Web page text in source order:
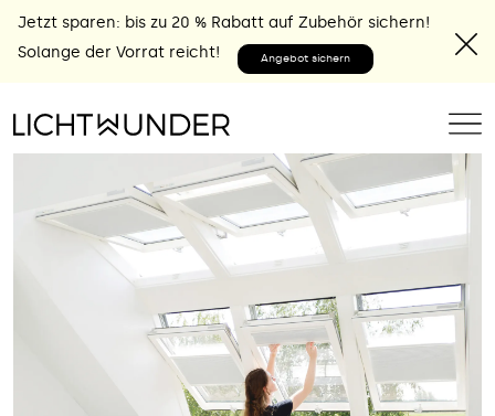
Jetzt sparen: bis zu 20 % Rabatt auf Zubehör sichern!
Solange der Vorrat reicht!
Angebot sichern